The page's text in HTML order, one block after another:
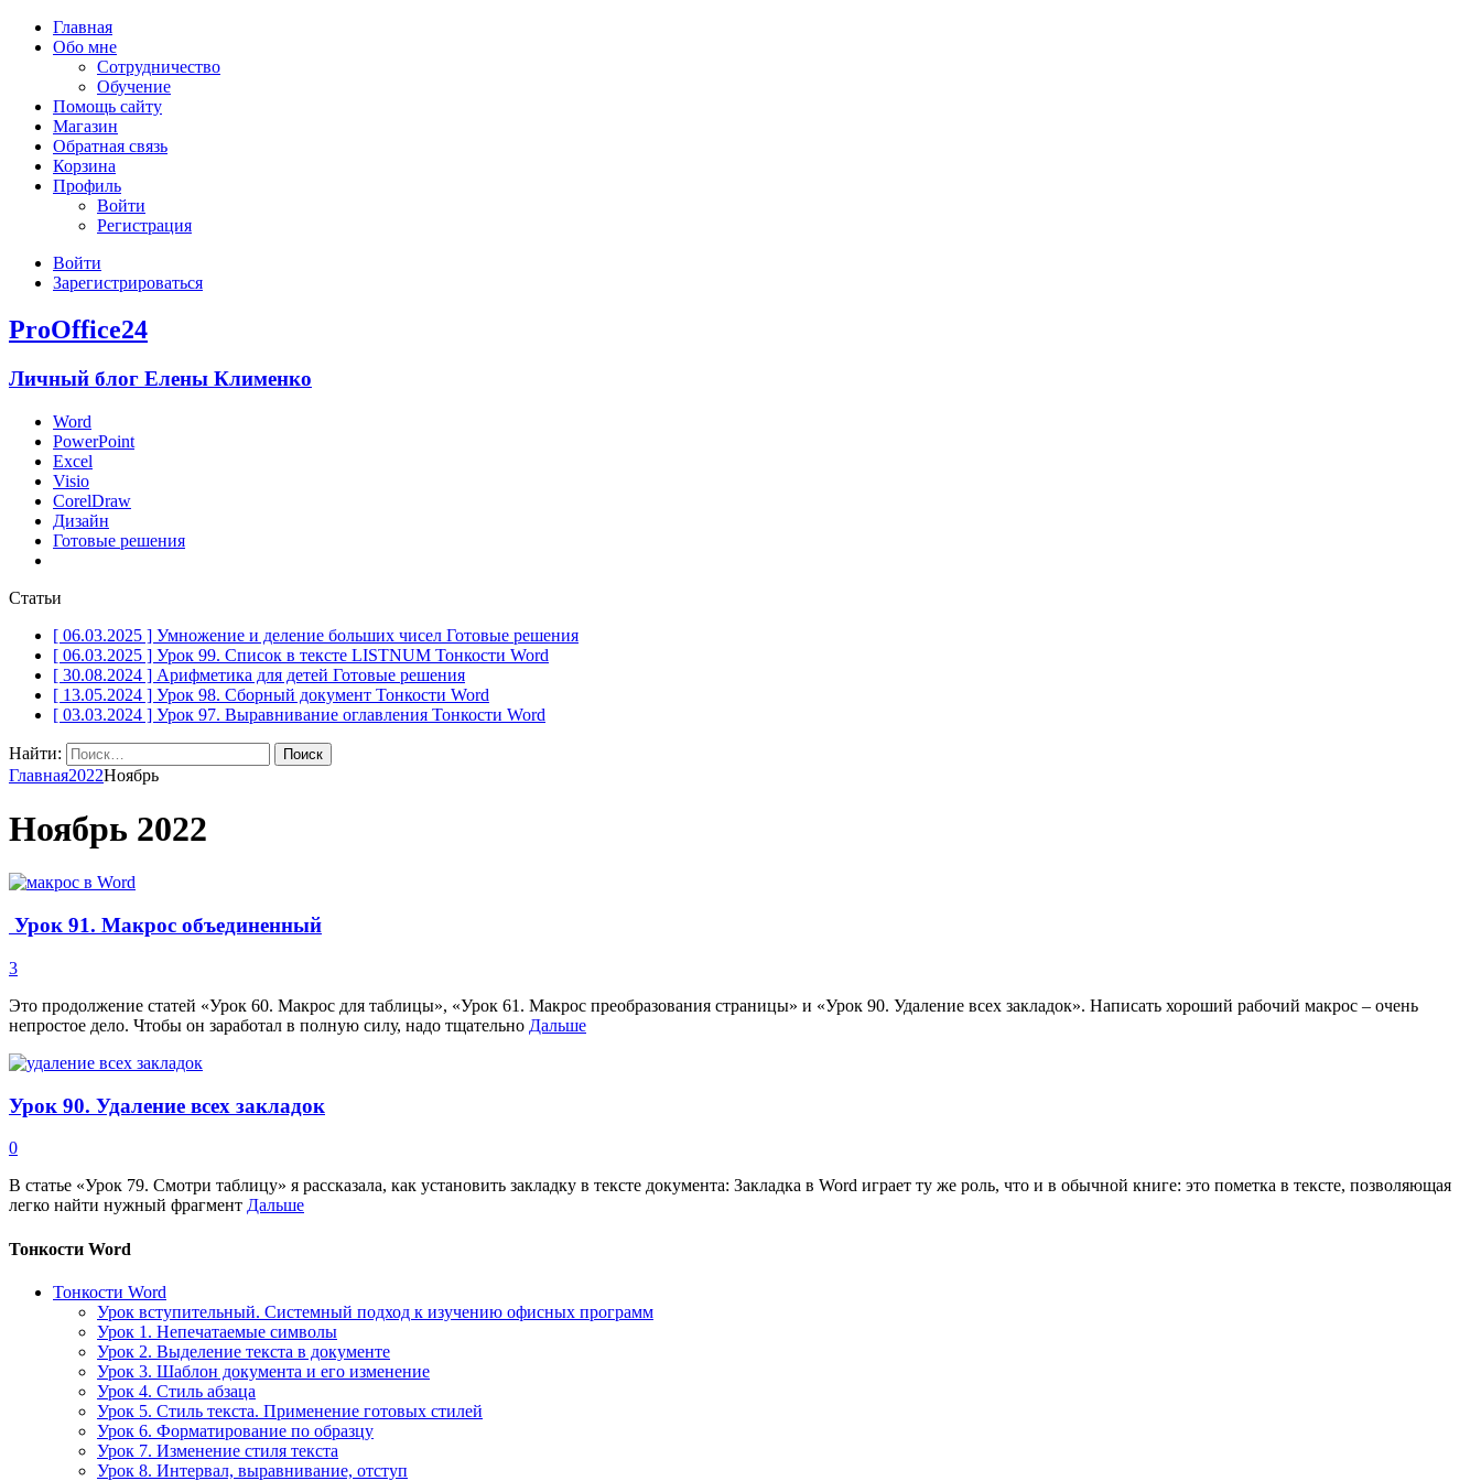
Главная
Обо мне
Сотрудничество
Обучение
Помощь сайту
Магазин
Обратная связь
Корзина
Профиль
Войти
Регистрация
Войти
Зарегистрироваться
ProOffice24
Личный блог Елены Клименко
Word
PowerPoint
Excel
Visio
CorelDraw
Дизайн
Готовые решения
Статьи
[ 06.03.2025 ] Умножение и деление больших чисел Готовые решения
[ 06.03.2025 ] Урок 99. Список в тексте LISTNUM Тонкости Word
[ 30.08.2024 ] Арифметика для детей Готовые решения
[ 13.05.2024 ] Урок 98. Сборный документ Тонкости Word
[ 03.03.2024 ] Урок 97. Выравнивание оглавления Тонкости Word
Найти:
Главная2022Ноябрь
Ноябрь 2022
Урок 91. Макрос объединенный
3
Это продолжение статей «Урок 60. Макрос для таблицы», «Урок 61. Макрос преобразования страницы» и «Урок 90. Удаление всех закладок». Написать хороший рабочий макрос – очень
непростое дело. Чтобы он заработал в полную силу, надо тщательно Дальше
Урок 90. Удаление всех закладок
0
В статье «Урок 79. Смотри таблицу» я рассказала, как установить закладку в тексте документа: Закладка в Word играет ту же роль, что и в обычной книге: это пометка в тексте, позволяющая
легко найти нужный фрагмент Дальше
Тонкости Word
Тонкости Word
Урок вступительный. Системный подход к изучению офисных программ
Урок 1. Непечатаемые символы
Урок 2. Выделение текста в документе
Урок 3. Шаблон документа и его изменение
Урок 4. Стиль абзаца
Урок 5. Стиль текста. Применение готовых стилей
Урок 6. Форматирование по образцу
Урок 7. Изменение стиля текста
Урок 8. Интервал, выравнивание, отступ